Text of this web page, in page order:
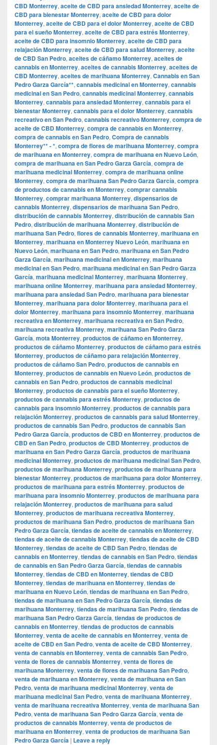
CBD Monterrey, aceite de CBD para ansiedad Monterrey, aceite de
CBD para bienestar Monterrey, aceite de CBD para dolor
Monterrey, aceite de CBD para el dolor Monterrey, aceite de CBD
para el sueño Monterrey, aceite de CBD para estrés Monterrey,
aceite de CBD para insomnio Monterrey, aceite de CBD para
relajación Monterrey, aceite de CBD para salud Monterrey, aceite
de CBD San Pedro, aceites de cáñamo Monterrey, aceites de
cannabis en Monterrey, aceites de cannabis Monterrey, aceites de
CBD Monterrey, aceites de marihuana Monterrey, Cannabis en San
Pedro Garza García**, cannabis medicinal en Monterrey, cannabis
medicinal en San Pedro, cannabis medicinal Monterrey, cannabis
Monterrey, cannabis para ansiedad Monterrey, cannabis para el
bienestar Monterrey, cannabis para el dolor Monterrey, cannabis
recreativo en San Pedro, cannabis recreativo Monterrey, compra de
aceite de CBD Monterrey, compra de cannabis en Monterrey,
compra de cannabis en San Pedro, Compra de cannabis
Monterrey** - *, compra de flores de marihuana Monterrey, compra
de marihuana en Monterrey, compra de marihuana en Nuevo León,
compra de marihuana en San Pedro Garza García, compra de
marihuana medicinal Monterrey, compra de marihuana online
Monterrey, compra de marihuana San Pedro Garza García, compra
de productos de cannabis en Monterrey, comprar cannabis
Monterrey, comprar marihuana Monterrey, dispensarios de
cannabis Monterrey, dispensarios de marihuana San Pedro,
distribución de cannabis Monterrey, distribución de cannabis San
Pedro, distribución de marihuana Monterrey, distribución de
marihuana San Pedro, flores de cannabis Monterrey, marihuana en
Monterrey, marihuana en Monterrey Nuevo León, marihuana en
Nuevo León, marihuana en San Pedro, marihuana en San Pedro
Garza García, marihuana medicinal en Monterrey, marihuana
medicinal en San Pedro, marihuana medicinal en San Pedro Garza
García, marihuana medicinal Monterrey, marihuana Monterrey,
marihuana online Monterrey, marihuana para ansiedad Monterrey,
marihuana para ansiedad San Pedro, marihuana para bienestar
Monterrey, marihuana para dolor Monterrey, marihuana para el
dolor Monterrey, marihuana para insomnio Monterrey, marihuana
recreativa en Monterrey, marihuana recreativa en San Pedro,
marihuana recreativa Monterrey, marihuana San Pedro Garza
García, mota Monterrey, productos de cáñamo en Monterrey,
productos de cáñamo Monterrey, productos de cáñamo para estrés
Monterrey, productos de cáñamo para relajación Monterrey,
productos de cáñamo San Pedro, productos de cannabis en
Monterrey, productos de cannabis en Nuevo León, productos de
cannabis en San Pedro, productos de cannabis medicinal
Monterrey, productos de cannabis para el sueño Monterrey,
productos de cannabis para estrés Monterrey, productos de
cannabis para insomnio Monterrey, productos de cannabis para
relajación Monterrey, productos de cannabis para salud Monterrey,
productos de cannabis San Pedro, productos de cannabis San
Pedro Garza García, productos de CBD en Monterrey, productos de
CBD en San Pedro, productos de CBD Monterrey, productos de
marihuana en San Pedro Garza García, productos de marihuana
medicinal Monterrey, productos de marihuana medicinal San Pedro,
productos de marihuana Monterrey, productos de marihuana para
bienestar Monterrey, productos de marihuana para dolor Monterrey,
productos de marihuana para estrés Monterrey, productos de
marihuana para insomnio Monterrey, productos de marihuana para
relajación Monterrey, productos de marihuana para salud
Monterrey, productos de marihuana recreativa Monterrey,
productos de marihuana San Pedro, productos de marihuana San
Pedro Garza García, tiendas de aceite de cannabis en Monterrey,
tiendas de aceite de cannabis Monterrey, tiendas de aceite de CBD
Monterrey, tiendas de aceite de CBD San Pedro, tiendas de
cannabis en Monterrey, tiendas de cannabis en San Pedro, tiendas
de cannabis en San Pedro Garza García, tiendas de cannabis
Monterrey, tiendas de CBD en Monterrey, tiendas de CBD
Monterrey, tiendas de marihuana en Monterrey, tiendas de
marihuana en Nuevo León, tiendas de marihuana en San Pedro,
tiendas de marihuana en San Pedro Garza García, tiendas de
marihuana Monterrey, tiendas de marihuana San Pedro, tiendas de
marihuana San Pedro Garza García, tiendas de productos de
cannabis en Monterrey, tiendas de productos de cannabis
Monterrey, venta de aceite de cannabis en Monterrey, venta de
aceite de CBD en San Pedro, venta de aceite de CBD Monterrey,
venta de cannabis en Monterrey, venta de cannabis San Pedro,
venta de flores de cannabis Monterrey, venta de flores de
marihuana Monterrey, venta de flores de marihuana San Pedro,
venta de marihuana en Monterrey, venta de marihuana en San
Pedro, venta de marihuana medicinal Monterrey, venta de
marihuana medicinal San Pedro, venta de marihuana Monterrey,
venta de marihuana recreativa Monterrey, venta de marihuana San
Pedro, venta de marihuana San Pedro Garza García, venta de
productos de cannabis Monterrey, venta de productos de
marihuana en Monterrey, venta de productos de marihuana San
Pedro Garza García | Leave a reply